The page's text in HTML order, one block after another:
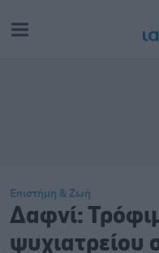
Επιστήμη & Ζωή
Δαφνί:
ψυχιατρείου